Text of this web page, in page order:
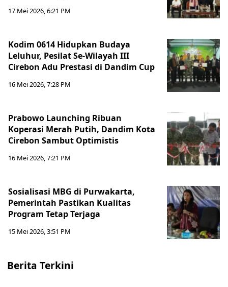
17 Mei 2026, 6:21 PM
Kodim 0614 Hidupkan Budaya
Leluhur, Pesilat Se-Wilayah III
Cirebon Adu Prestasi di Dandim Cup
16 Mei 2026, 7:28 PM
Prabowo Launching Ribuan
Koperasi Merah Putih, Dandim Kota
Cirebon Sambut Optimistis
16 Mei 2026, 7:21 PM
Sosialisasi MBG di Purwakarta,
Pemerintah Pastikan Kualitas
Program Tetap Terjaga
15 Mei 2026, 3:51 PM
Berita Terkini